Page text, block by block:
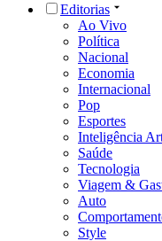
Editorias
Ao Vivo
Política
Nacional
Economia
Internacional
Pop
Esportes
Inteligência
Saúde
Tecnologia
Viagem &
Auto
Style